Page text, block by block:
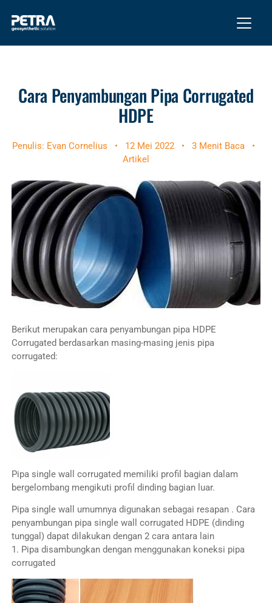
Cara Penyambungan Pipa Corrugated
HDPE
Penulis: Evan Cornelius • 12 Mei 2022 • 3 Menit Baca
•
Artikel
Berikut merupakan cara penyambungan pipa HDPE
Corrugated berdasarkan masing-masing jenis pipa
corrugated:
Pipa single wall corrugated memiliki profil bagian dalam
bergelombang mengikuti profil dinding bagian luar.
Pipa single wall umumnya digunakan sebagai resapan . Cara
penyambungan pipa single wall corrugated HDPE (dinding
tunggal) dapat dilakukan dengan 2 cara antara lain
1. Pipa disambungkan dengan menggunakan koneksi pipa
corrugated